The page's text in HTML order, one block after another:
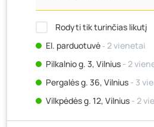
Rodyti tik turinčias likutį
El. parduotuvė‐ 2 vienetai
Pilkalnio g. 3, Vilnius - 2
Pergalės g. 36, Vilnius - 3
Vilkpėdės g. 12, Vilnius - 2
Ateities g. 15, Vilnius- 3